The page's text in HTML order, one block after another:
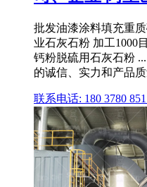
批发油漆涂料填充重
业石灰石粉 加工1000
钙粉脱硫用石灰石粉
的诚信、实力和产品
联系电话: 180 3780